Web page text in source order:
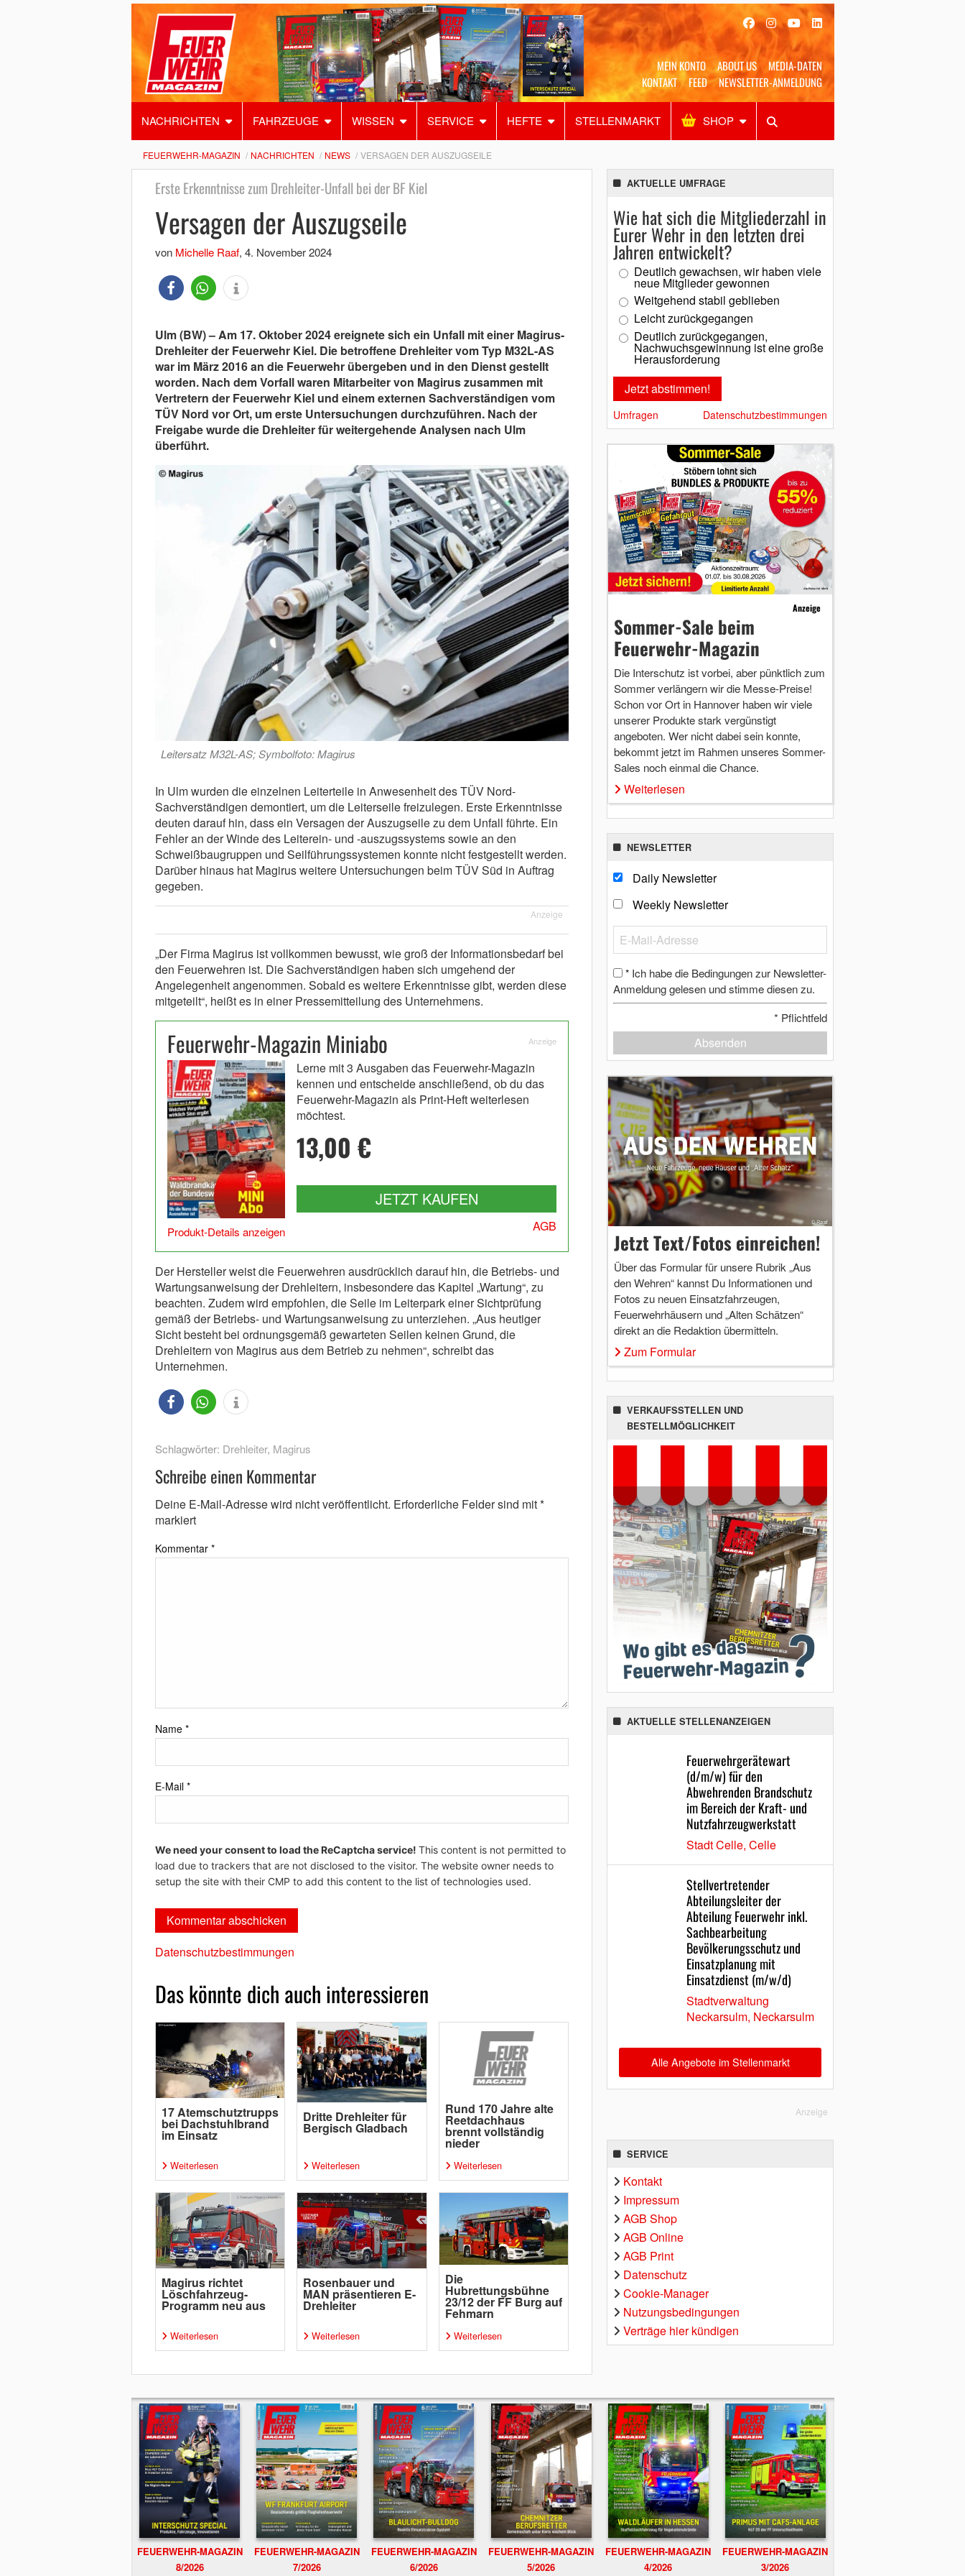
MEIN KONTO ABOUT US
MEDIA-DATEN
KONTAKT
FEED NEWSLETTER-ANMELDUNG
NACHRICHTEN FAHRZEUGE WISSEN SERVICE HEFTE STELLENMARKT SHOP
Alles Shop SUCHEN
FEUERWEHR-MAGAZIN NACHRICHTEN NEWS VERSAGEN DER AUSZUGSEILE
Erste Erkenntnisse zum Drehleiter-Unfall bei der BF Kiel
Versagen der Auszugseile
von Michelle Raaf, 4. November 2024
Ulm (BW) – Am 17. Oktober 2024 ereignete sich ein Unfall mit einer Magirus-
Drehleiter der Feuerwehr Kiel. Die betroffene Drehleiter vom Typ M32L-AS
war im März 2016 an die Feuerwehr übergeben und in den Dienst gestellt
worden. Nach dem Vorfall waren Mitarbeiter von Magirus zusammen mit
Vertretern der Feuerwehr Kiel und einem externen Sachverständigen vom
TÜV Nord vor Ort, um erste Untersuchungen durchzuführen. Nach der
Freigabe wurde die Drehleiter für weitergehende Analysen nach Ulm
überführt.
Leitersatz M32L-AS; Symbolfoto: Magirus
In Ulm wurden die einzelnen Leiterteile in Anwesenheit des TÜV Nord-
Sachverständigen demontiert, um die Leiterseile freizulegen. Erste Erkenntnisse
deuten darauf hin, dass ein Versagen der Auszugseile zu dem Unfall führte. Ein
Fehler an der Winde des Leiterein- und -auszugssystems sowie an den
Schweißbaugruppen und Seilführungssystemen konnte nicht festgestellt werden.
Darüber hinaus hat Magirus weitere Untersuchungen beim TÜV Süd in Auftrag
gegeben.
Anzeige
„Der Firma Magirus ist vollkommen bewusst, wie groß der Informationsbedarf bei
den Feuerwehren ist. Die Sachverständigen haben sich umgehend der
Angelegenheit angenommen. Sobald es weitere Erkenntnisse gibt, werden diese
mitgeteilt“, heißt es in einer Pressemitteilung des Unternehmens.
Feuerwehr-Magazin Miniabo Anzeige
Produkt-Details anzeigen
Lerne mit 3 Ausgaben das Feuerwehr-Magazin
kennen und entscheide anschließend, ob du das
Feuerwehr-Magazin als Print-Heft weiterlesen
möchtest.
13,00 €
JETZT KAUFEN
AGB
Der Hersteller weist die Feuerwehren ausdrücklich darauf hin, die Betriebs- und
Wartungsanweisung der Drehleitern, insbesondere das Kapitel „Wartung“, zu
beachten. Zudem wird empfohlen, die Seile im Leiterpark einer Sichtprüfung
gemäß der Betriebs- und Wartungsanweisung zu unterziehen. „Aus heutiger
Sicht besteht bei ordnungsgemäß gewarteten Seilen keinen Grund, die
Drehleitern von Magirus aus dem Betrieb zu nehmen“, schreibt das
Unternehmen.
Schlagwörter: Drehleiter, Magirus
Schreibe einen Kommentar
Deine E-Mail-Adresse wird nicht veröffentlicht. Erforderliche Felder sind mit*
markiert
Kommentar *
Name *
E-Mail *
We need your consent to load the ReCaptcha service! This content is not permitted to
load due to trackers that are not disclosed to the visitor. The website owner needs to
setup the site with their CMP to add this content to the list of technologies used.
Datenschutzbestimmungen
Das könnte dich auch interessieren
17 Atemschutztrupps
bei Dachstuhlbrand
im Einsatz
Weiterlesen
Dritte Drehleiter für
Bergisch Gladbach
Weiterlesen
Rund 170 Jahre alte
Reetdachhaus
brennt vollständig
nieder
Weiterlesen
Magirus richtet
Löschfahrzeug-
Programm neu aus
Weiterlesen
Rosenbauer und
MAN präsentieren E-
Drehleiter
Weiterlesen
Die
Hubrettungsbühne
23/12 der FF Burg auf
Fehmarn
Weiterlesen
AKTUELLE UMFRAGE
Wie hat sich die Mitgliederzahl in
Eurer Wehr in den letzten drei
Jahren entwickelt?
Deutlich gewachsen, wir haben viele
neue Mitglieder gewonnen
Weitgehend stabil geblieben
Leicht zurückgegangen
Deutlich zurückgegangen,
Nachwuchsgewinnung ist eine große
Herausforderung
Umfragen Datenschutzbestimmungen
Anzeige
Sommer-Sale beim
Feuerwehr-Magazin
Die Interschutz ist vorbei, aber pünktlich zum
Sommer verlängern wir die Messe-Preise!
Schon vor Ort in Hannover haben wir viele
unserer Produkte stark vergünstigt
angeboten. Wer nicht dabei sein konnte,
bekommt jetzt im Rahmen unseres Sommer-
Sales noch einmal die Chance.
Weiterlesen
NEWSLETTER
Daily Newsletter
Weekly Newsletter
* Ich habe die Bedingungen zur Newsletter-
Anmeldung gelesen und stimme diesen zu.
* Pflichtfeld
Absenden
Jetzt Text/Fotos einreichen!
Über das Formular für unsere Rubrik „Aus
den Wehren“ kannst Du Informationen und
Fotos zu neuen Einsatzfahrzeugen,
Feuerwehrhäusern und „Alten Schätzen“
direkt an die Redaktion übermitteln.
Zum Formular
VERKAUFSSTELLEN UND
BESTELLMÖGLICHKEIT
AKTUELLE STELLENANZEIGEN
Feuerwehrgerätewart
(d/m/w) für den
Abwehrenden Brandschutz
im Bereich der Kraft- und
Nutzfahrzeugwerkstatt
Stadt Celle, Celle
Stellvertretender
Abteilungsleiter der
Abteilung Feuerwehr inkl.
Sachbearbeitung
Bevölkerungsschutz und
Einsatzplanung mit
Einsatzdienst (m/w/d)
Stadtverwaltung
Neckarsulm, Neckarsulm
Alle Angebote im Stellenmarkt
Anzeige
SERVICE
Kontakt
Impressum
AGB Shop
AGB Online
AGB Print
Datenschutz
Cookie-Manager
Nutzungsbedingungen
Verträge hier kündigen
FEUERWEHR-MAGAZIN
8/2026
FEUERWEHR-MAGAZIN
7/2026
FEUERWEHR-MAGAZIN
6/2026
FEUERWEHR-MAGAZIN
5/2026
FEUERWEHR-MAGAZIN
4/2026
FEUERWEHR-MAGAZIN
3/2026